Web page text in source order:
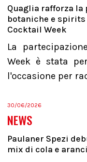
Quaglia rafforza
botaniche e
Cocktail Week
La
Week è stata
l'occasione per
30/06/2026
NEWS
Paulaner Spezi
mix di cola e